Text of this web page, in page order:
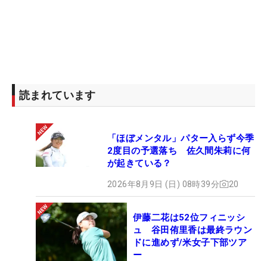
読まれています
「ほぼメンタル」パター入らず今季
2度目の予選落ち 佐久間朱莉に何
が起きている？
2026年8月9日 (日) 08時39分 20
伊藤二花は52位フィニッシ
ュ 谷田侑里香は最終ラウン
ドに進めず/米女子下部ツア
ー